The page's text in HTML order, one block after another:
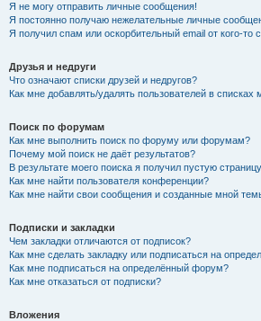
Я не могу отправить личные сообщения!
Я постоянно получаю нежелательные личные
Я получил спам или оскорбительный email от кого-то
Друзья и недруги
Что означают списки друзей и недругов?
Как мне добавлять/удалять пользователей в списках
Поиск по форумам
Как мне выполнить поиск по форуму или форумам?
Почему мой поиск не даёт результатов?
В результате моего поиска я получил пустую
Как мне найти пользователя конференции?
Как мне найти свои сообщения и созданные мной
Подписки и закладки
Чем закладки отличаются от подписок?
Как мне сделать закладку или подписаться на
Как мне подписаться на определённый форум?
Как мне отказаться от подписки?
Вложения